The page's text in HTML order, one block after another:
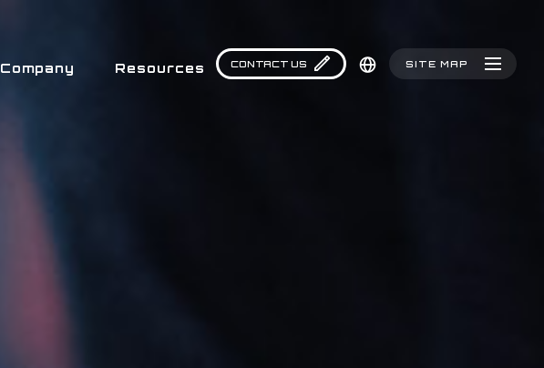
CONTACT US SITE MAP
Company Resources